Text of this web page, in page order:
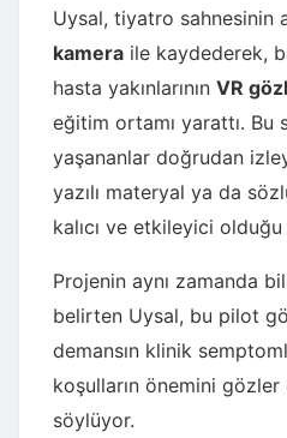
Uysal, tiyatro sahnesinin
kamera ile kaydederek,
hasta yakınlarının VR
eğitim ortamı yarattı. Bu
yaşananlar doğrudan
yazılı materyal ya da
kalıcı ve etkileyici olduğu
Projenin aynı zamanda
belirten Uysal, bu pilot
demansın klinik
koşulların önemini
söylüyor.